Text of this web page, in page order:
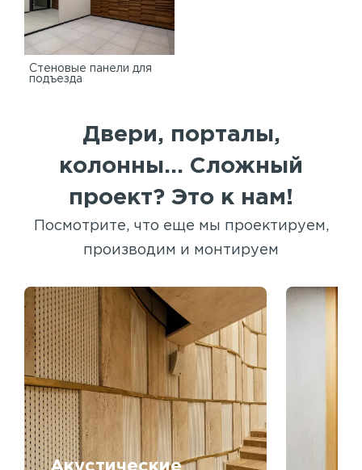
Стеновые панели для
подъезда
Двери, порталы,
колонны... Сложный
проект? Это к нам!
Посмотрите, что еще мы проектируем,
производим и монтируем